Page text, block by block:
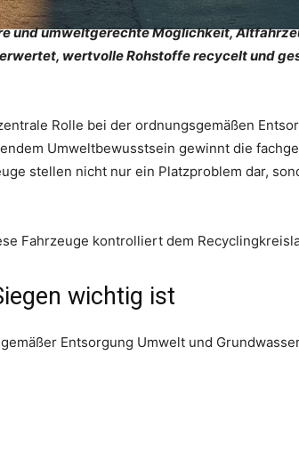
und umweltgerechte Möglichkeit,
wertvolle Rohstoffe recycelt und
Rolle bei der ordnungsgemäßen
Umweltbewusstsein gewinnt die
stellen nicht nur ein Platzproblem dar,
Fahrzeuge kontrolliert dem
wichtig ist
Entsorgung Umwelt und